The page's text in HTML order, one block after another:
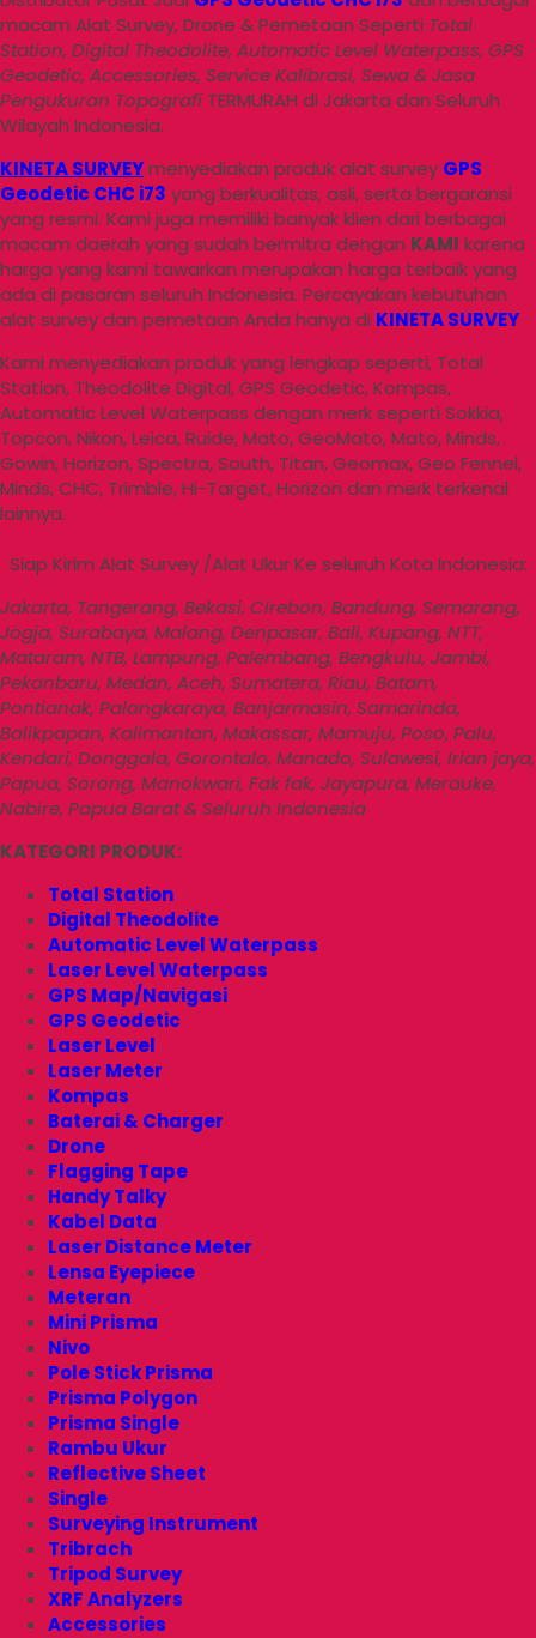
macam Alat Survey, Drone & Pemetaan Seperti Total
Station, Digital Theodolite, Automatic Level Waterpass, GPS
Geodetic, Accessories, Service Kalibrasi, Sewa & Jasa
Pengukuran Topografi TERMURAH di Jakarta dan Seluruh
Wilayah Indonesia.
KINETA SURVEYmenyediakan produk alat survey GPS
Geodetic CHC i73 yang berkualitas, asli, serta bergaransi
yang resmi. Kami juga memiliki banyak klien dari berbagai
macam daerah yang sudah bermitra dengan KAMI karena
harga yang kami tawarkan merupakan harga terbaik yang
ada di pasaran seluruh Indonesia. Percayakan kebutuhan
alat survey dan pemetaan Anda hanya di KINETA SURVEY
Kami menyediakan produk yang lengkap seperti, Total
Station, Theodolite Digital, GPS Geodetic, Kompas,
Automatic Level Waterpass dengan merk seperti Sokkia,
Topcon, Nikon, Leica, Ruide, Mato, GeoMato, Mato, Minds,
Gowin, Horizon, Spectra, South, Titan, Geomax, Geo Fennel,
Minds, CHC, Trimble, Hi-Target, Horizon dan merk terkenal
lainnya.
Siap Kirim Alat Survey /Alat Ukur Ke seluruh Kota Indonesia:
Jakarta, Tangerang, Bekasi, Cirebon, Bandung, Semarang,
Jogja, Surabaya, Malang, Denpasar, Bali, Kupang, NTT,
Mataram, NTB, Lampung, Palembang, Bengkulu, Jambi,
Pekanbaru, Medan, Aceh, Sumatera, Riau, Batam,
Pontianak, Palangkaraya, Banjarmasin, Samarinda,
Balikpapan, Kalimantan, Makassar, Mamuju, Poso, Palu,
Kendari, Donggala, Gorontalo, Manado, Sulawesi, Irian jaya,
Papua, Sorong, Manokwari, Fak fak, Jayapura, Merauke,
Nabire, Papua Barat & Seluruh Indonesia
KATEGORI PRODUK:
Total Station
Digital Theodolite
Automatic Level Waterpass
Laser Level Waterpass
GPS Map/Navigasi
GPS Geodetic
Laser Level
Laser Meter
Kompas
Baterai & Charger
Drone
Flagging Tape
Handy Talky
Kabel Data
Laser Distance Meter
Lensa Eyepiece
Meteran
Mini Prisma
Nivo
Pole Stick Prisma
Prisma Polygon
Prisma Single
Rambu Ukur
Reflective Sheet
Single
Surveying Instrument
Tribrach
Tripod Survey
XRF Analyzers
Accessories